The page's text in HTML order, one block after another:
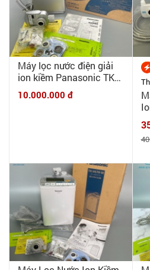
Máy lọc nước điện giải
ion kiềm Panasonic TK
8032 - Combo đầy đủ
phụ kiện bao lắp đặt -
10.000.000 đ